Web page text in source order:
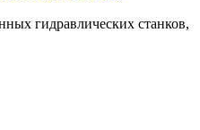
гидравлических станков,